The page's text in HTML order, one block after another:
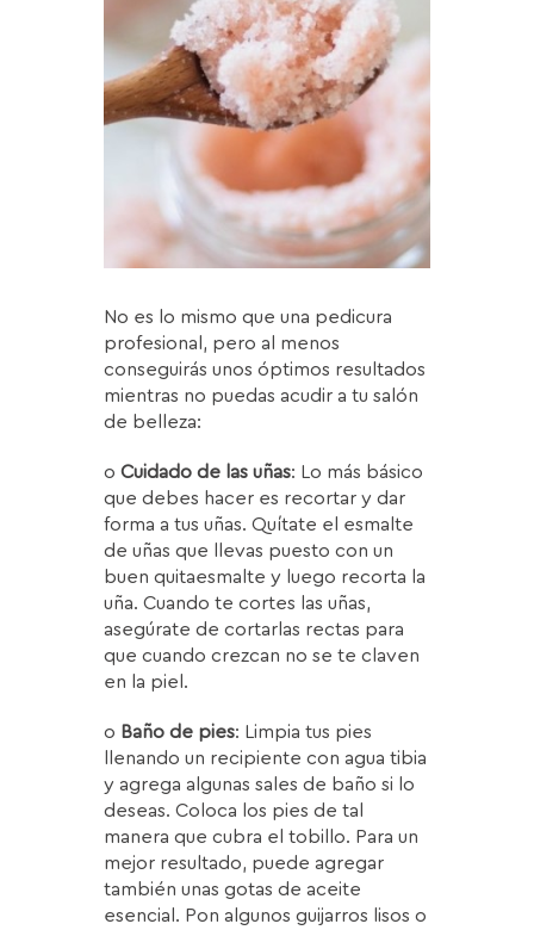
No es lo mismo que una pedicura
profesional, pero al menos
conseguirás unos óptimos resultados
mientras no puedas acudir a tu salón
de belleza:
oCuidado de las uñas: Lo más básico
que debes hacer es recortar y dar
forma a tus uñas. Quítate el esmalte
de uñas que llevas puesto con un
buen quitaesmalte y luego recorta la
uña. Cuando te cortes las uñas,
asegúrate de cortarlas rectas para
que cuando crezcan no se te claven
en la piel.
o Baño de pies: Limpia tus pies
llenando un recipiente con agua tibia
y agrega algunas sales de baño si lo
deseas. Coloca los pies de tal
manera que cubra el tobillo. Para un
mejor resultado, puede agregar
también unas gotas de aceite
esencial. Pon algunos guijarros lisos o